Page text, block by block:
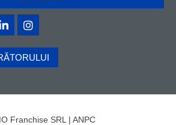
Franchise SRL | ANPC